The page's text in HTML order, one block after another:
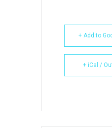
+ Add to
+ iCal /